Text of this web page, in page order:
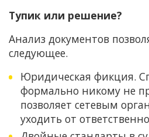
Тупик или решение?
Анализ документов
следующее.
Юридическая фикция.
формально никому не
позволяет сетевым
уходить от